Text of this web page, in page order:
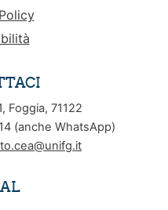
Foggia, 71122
(anche WhatsApp)